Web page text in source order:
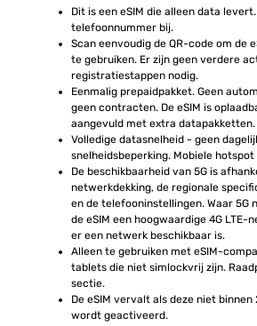
Dit is een eSIM die alleen data
telefoonnummer bij.
Scan eenvoudig de QR-code om de
te gebruiken. Er zijn geen verdere
registratiestappen nodig.
Eenmalig prepaidpakket. Geen
geen contracten. De eSIM is
aangevuld met extra datapakketten.
Volledige datasnelheid - geen
snelheidsbeperking. Mobiele
De beschikbaarheid van 5G is
netwerkdekking, de regionale
en de telefooninstellingen. Waar 5G
de eSIM een hoogwaardige 4G
er een netwerk beschikbaar is.
Alleen te gebruiken met eSIM-
tablets die niet simlockvrij zijn.
sectie.
De eSIM vervalt als deze niet binnen
wordt geactiveerd.